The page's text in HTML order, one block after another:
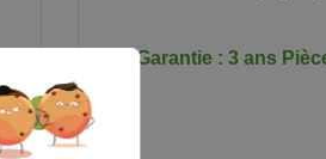
Garantie : 3 ans